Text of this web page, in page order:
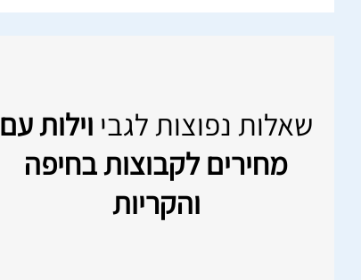
שאלות נפוצות לגבי וילות עם
מחירים לקבוצות בחיפה
והקריות